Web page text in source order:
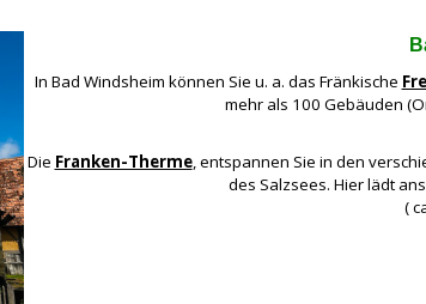
In Bad Windsheim können Sie u. a. das Fränkische
mehr als 100 Gebäuden
Die Franken-Therme, entspannen Sie in den
des Salzsees. Hier lädt
(